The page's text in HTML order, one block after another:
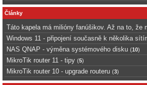
Články
Táto kapela má milióny fanúšikov. Až na to, že
Windows 11 - připojení současně k několika
NAS QNAP - výměna systémového disku (10)
MikroTik router 11 - tipy (5)
MikroTik router 10 - upgrade routeru (3)